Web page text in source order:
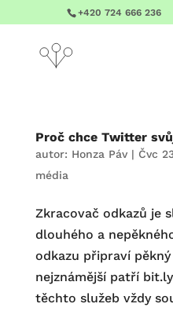
+420 724 666 236
Proč chce Twitter
autor: Honza Páv| Čvc
média
Zkracovač odkazů je
dlouhého a
odkazu připraví
nejznámější patří
těchto služeb vždy